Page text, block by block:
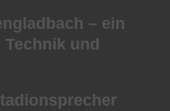
– ein
und